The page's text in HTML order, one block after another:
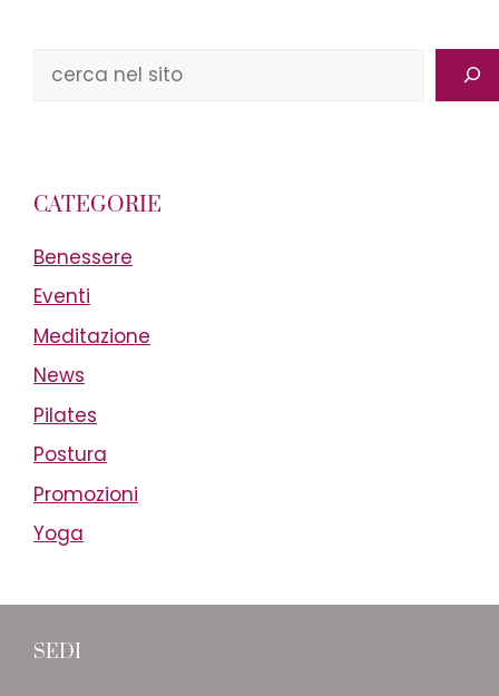
CATEGORIE
Benessere
Eventi
Meditazione
News
Pilates
Postura
Promozioni
Yoga
SEDI